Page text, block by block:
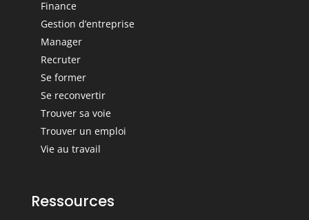
Finance
Gestion d’entreprise
Manager
Recruter
Se former
Se reconvertir
Trouver sa voie
Trouver un emploi
Vie au travail
Ressources